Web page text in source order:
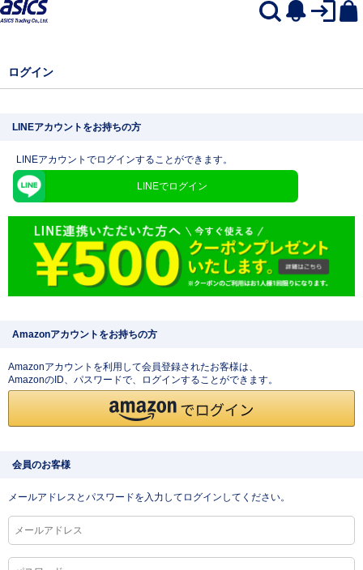
ログイン
LINEアカウントをお持ちの方
LINEアカウントでログインすることができます。
LINEでログイン
Amazonアカウントをお持ちの方
Amazonアカウントを利用して会員登録されたお客様は、
AmazonのID、パスワードで、ログインすることができます。
会員のお客様
メールアドレスとパスワードを入力してログインしてください。